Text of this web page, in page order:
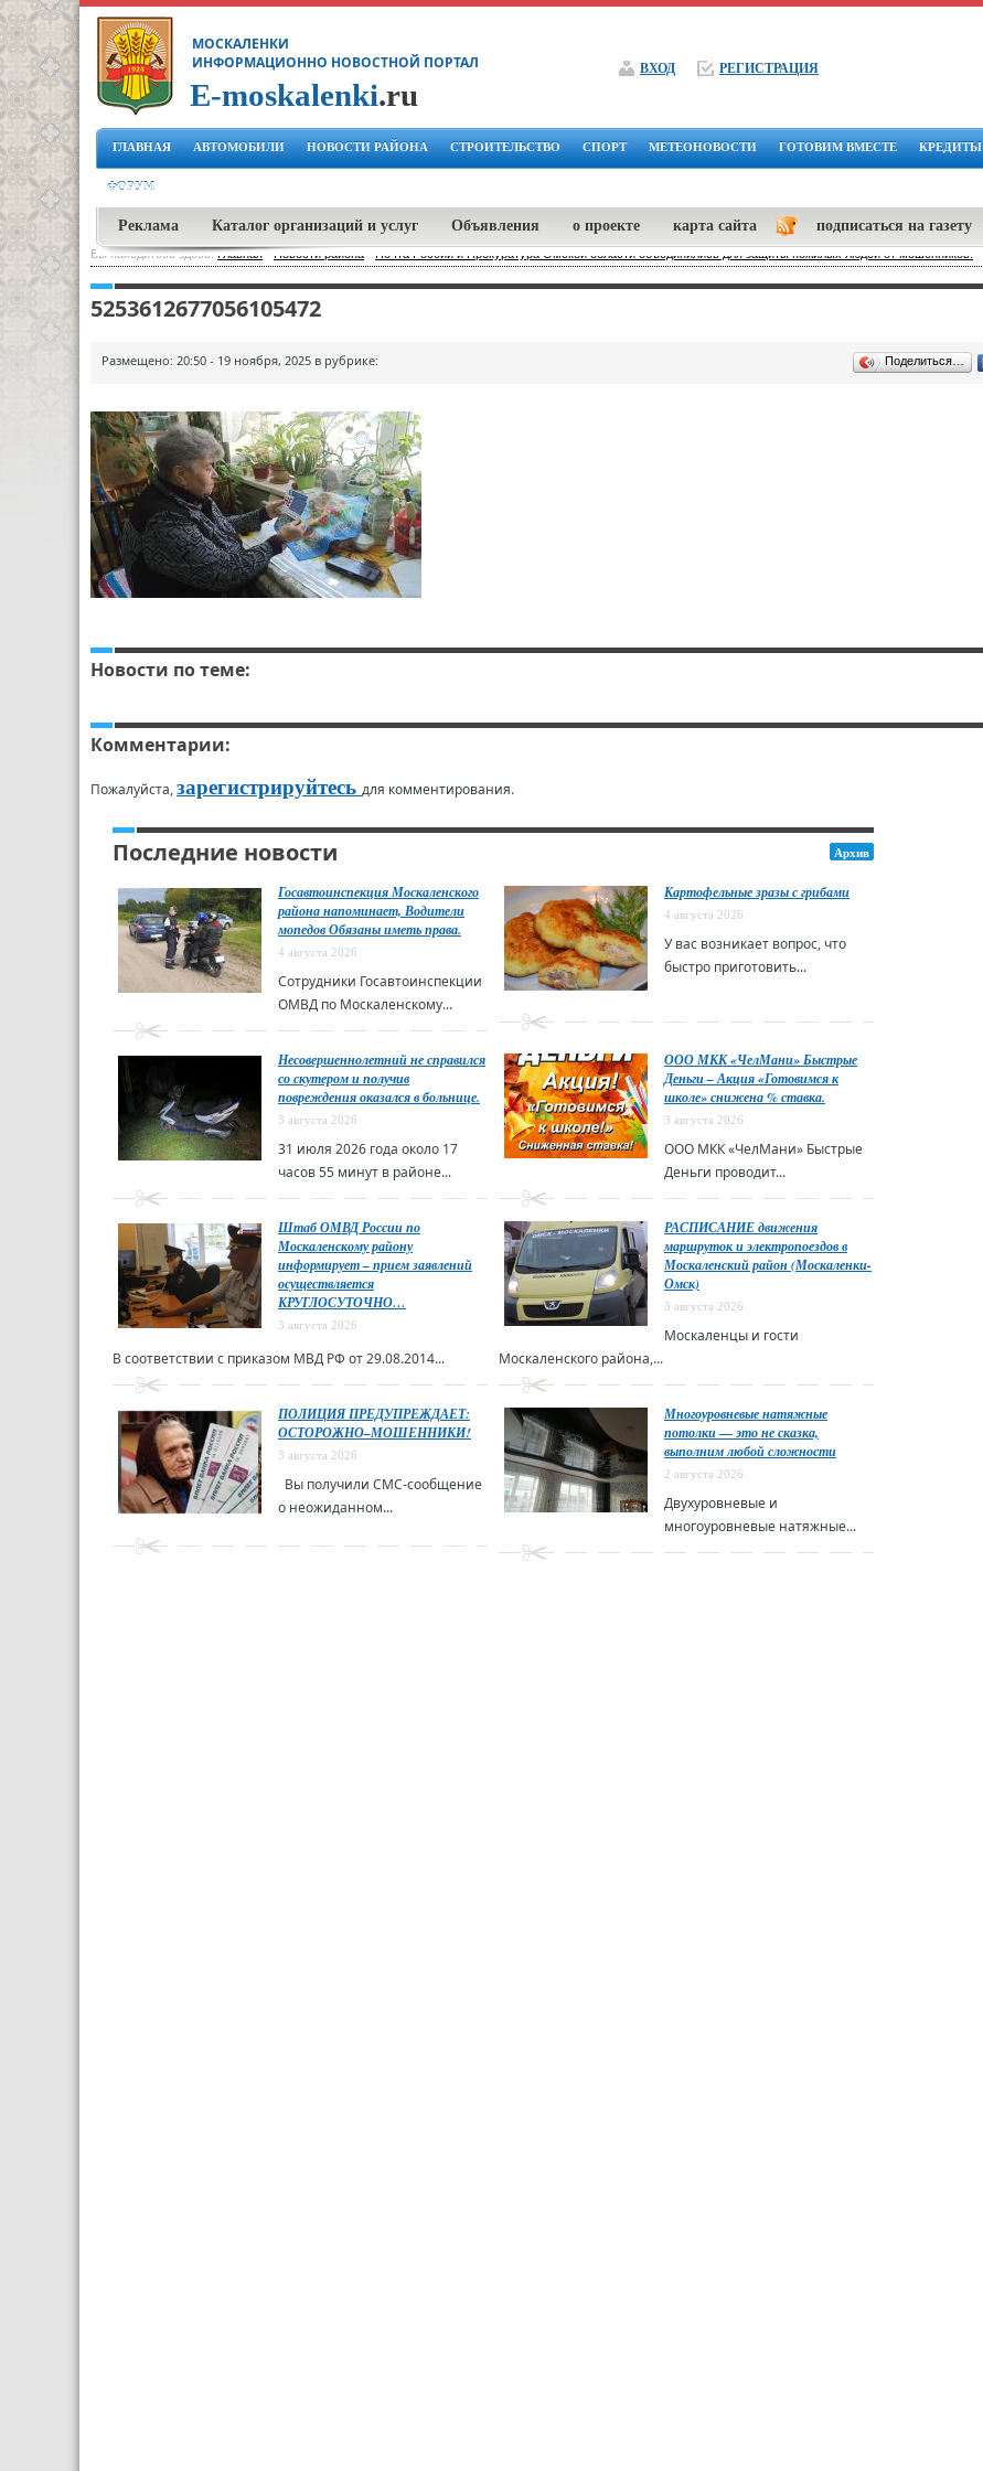
ВХОД РЕГИСТРАЦИЯ
МОСКАЛЕНКИ
ИНФОРМАЦИОННО НОВОСТНОЙ ПОРТАЛ
E-moskalenki.ru
ГЛАВНАЯ АВТОМОБИЛИ НОВОСТИ РАЙОНА СТРОИТЕЛЬСТВО СПОРТ МЕТЕОНОВОСТИ ГОТОВИМ ВМЕСТЕ КРЕДИТЫ
ФОРУМ
Реклама Каталог организаций и услуг Объявления о проекте карта сайта подписаться на газету
Вы находитесь здесь:Главная-Новости района Почта России и Прокуратура Омской области объединились для защиты пожилых людей от мошенников.
5253612677056105472
Размещено: 20:50 - 19 ноября, 2025 в рубрике: Поделиться…
Новости по теме:
Комментарии:
Пожалуйста,зарегистрируйтесь для комментирования.
Последние новости Архив
Госавтоинспекция Москаленского
района напоминает, Водители
мопедов Обязаны иметь права.
4 августа 2026
Сотрудники Госавтоинспекции
ОМВД по Москаленскому...
Картофельные зразы с грибами
4 августа 2026
У вас возникает вопрос, что
быстро приготовить...
Несовершеннолетний не справился
со скутером и получив
повреждения оказался в больнице.
3 августа 2026
31 июля 2026 года около 17
часов 55 минут в районе...
ООО МКК «ЧелМани» Быстрые
Деньги – Акция «Готовимся к
школе» снижена % ставка.
3 августа 2026
ООО МКК «ЧелМани» Быстрые
Деньги проводит...
Штаб ОМВД России по
Москаленскому району
информирует – прием заявлений
осуществляется
КРУГЛОСУТОЧНО…
3 августа 2026
В соответствии с приказом МВД РФ от 29.08.2014...
РАСПИСАНИЕ движения
маршруток и электропоездов в
Москаленский район (Москаленки-
Омск)
3 августа 2026
Москаленцы и гости
Москаленского района,...
ПОЛИЦИЯ ПРЕДУПРЕЖДАЕТ:
ОСТОРОЖНО–МОШЕННИКИ!
3 августа 2026
Вы получили СМС-сообщение
о неожиданном...
Многоуровневые натяжные
потолки — это не сказка,
выполним любой сложности
2 августа 2026
Двухуровневые и
многоуровневые натяжные...